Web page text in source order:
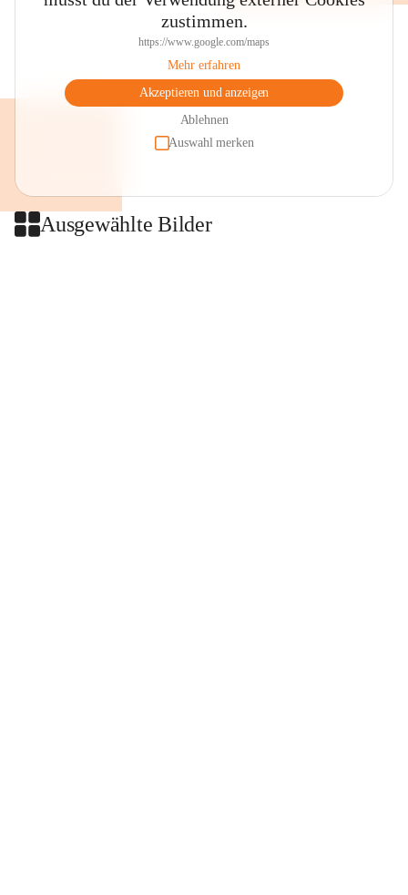
zustimmen.
https://www.google.com/maps
Mehr erfahren
Akzeptieren und anzeigen
Ablehnen
Auswahl merken
Ausgewählte Bilder